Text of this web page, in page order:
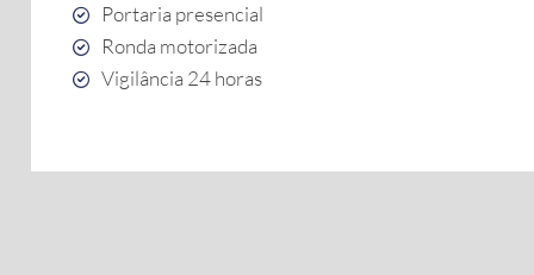
Portaria presencial
Ronda motorizada
Vigilância 24 horas